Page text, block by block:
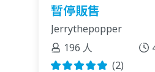
暫停販售
Jerrythepopper
196 人
(2)